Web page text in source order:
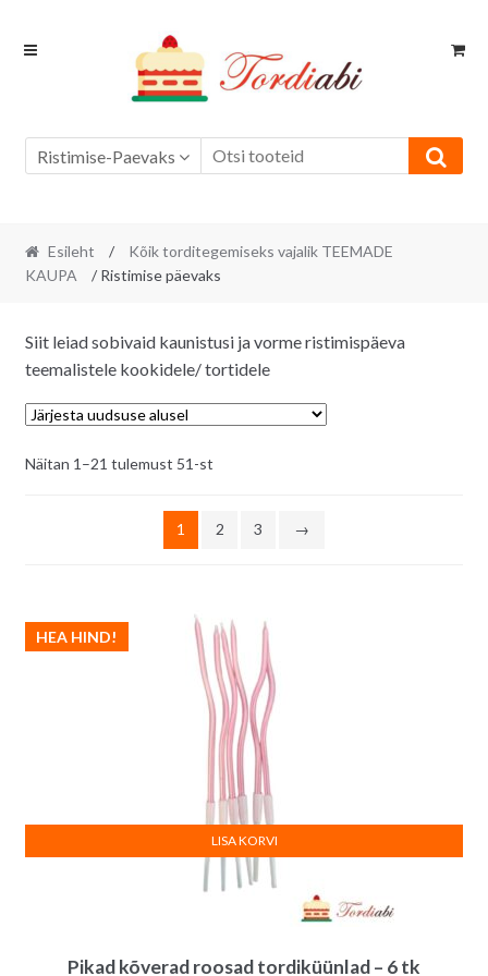
Skip
Skip
Ristimise-Paevaks
Esileht /
Kõik torditegemiseks vajalik TEEMADE
KAUPA
/ Ristimise päevaks
Siit leiad sobivaid kaunistusi ja vorme ristimispäeva
teemalistele kookidele/ tortidele
Näitan 1–21 tulemust 51-stSorditud
1
2 3 →
Pikad kõverad roosad tordiküünlad – 6 tk
HEA HIND!
LISA KORVI